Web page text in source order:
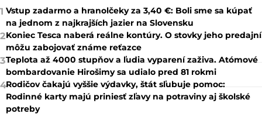
1 Vstup zadarmo a hranolčeky za 3,40 €: Boli sme sa kúpať
na jednom z najkrajších jazier na Slovensku
2Koniec Tesca naberá reálne kontúry. O stovky jeho predajní
môžu zabojovať známe reťazce
3Teplota až 4000 stupňov a ľudia vyparení zaživa. Atómové
bombardovanie Hirošimy sa udialo pred 81 rokmi
4Rodičov čakajú vyššie výdavky, štát sľubuje pomoc:
Rodinné karty majú priniesť zľavy na potraviny aj školské
potreby